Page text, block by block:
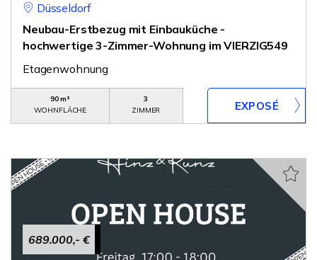
Düsseldorf
Neubau-Erstbezug mit Einbauküche -
hochwertige 3-Zimmer-Wohnung im VIERZIG549
Etagenwohnung
90 m²
WOHNFLÄCHE
3
ZIMMER
689.000,- €